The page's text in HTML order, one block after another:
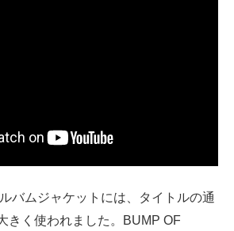
バムジャケットには、タイトルの通
きく使われました。BUMP OF